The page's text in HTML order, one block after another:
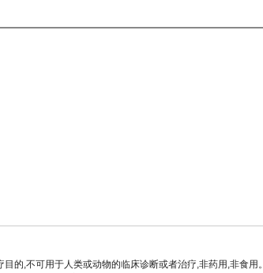
的,不可用于人类或动物的临床诊断或者治疗,非药用,非食用。